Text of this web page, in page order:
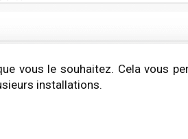
vous le souhaitez. Cela vous
installations.